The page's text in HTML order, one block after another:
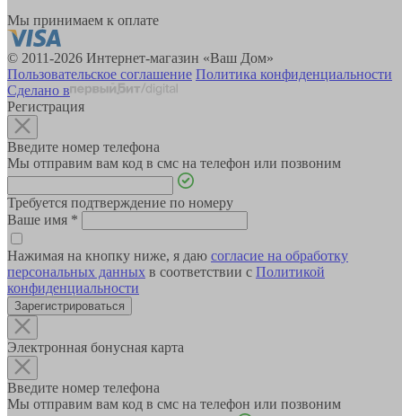
Мы принимаем к оплате
© 2011-2026 Интернет-магазин «Ваш Дом»
Пользовательское соглашение Политика конфиденциальности
Сделано в
Регистрация
Введите номер телефона
Мы отправим вам код в смс на телефон или позвоним
Требуется подтверждение по номеру
Ваше имя *
Нажимая на кнопку ниже, я даю согласие на обработку
персональных данных в соответствии с Политикой
конфиденциальности
Зарегистрироваться
Электронная бонусная карта
Введите номер телефона
Мы отправим вам код в смс на телефон или позвоним